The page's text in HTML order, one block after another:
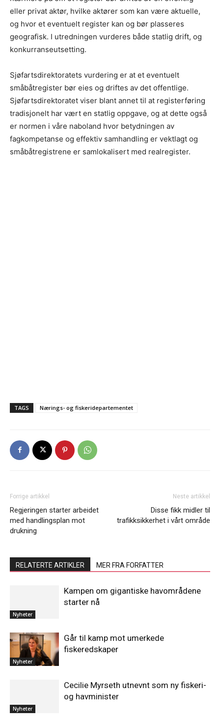
eller privat aktør, hvilke aktører som kan være aktuelle,
og hvor et eventuelt register kan og bør plasseres
geografisk. I utredningen vurderes både statlig drift, og
konkurranseutsetting.
Sjøfartsdirektoratets vurdering er at et eventuelt
småbåtregister bør eies og driftes av det offentlige.
Sjøfartsdirektoratet viser blant annet til at registerføring
tradisjonelt har vært en statlig oppgave, og at dette også
er normen i våre naboland hvor betydningen av
fagkompetanse og effektiv samhandling er vektlagt og
småbåtregistrene er samlokalisert med realregister.
TAGS Nærings- og fiskeridepartementet
Forrige artikkel
Regjeringen starter arbeidet
med handlingsplan mot
drukning
Neste artikkel
Disse fikk midler til
trafikksikkerhet i vårt område
RELATERTE ARTIKLER MER FRA FORFATTER
Nyheter
Kampen om gigantiske havområdene
starter nå
Nyheter
Går til kamp mot umerkede
fiskeredskaper
Nyheter
Cecilie Myrseth utnevnt som ny fiskeri-
og havminister